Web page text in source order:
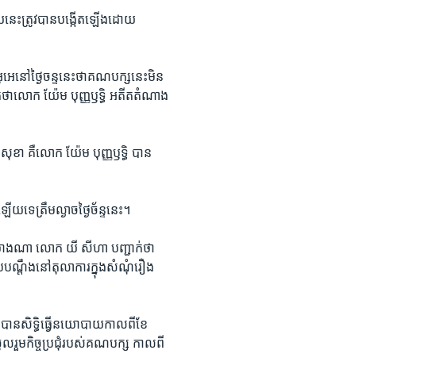
េះ​ត្រូវ​បាន​បង្កើត​ឡើង​ដោយ​
ៅ​ថ្ងៃ​ច​ន្ទ​នេះ​ថាគណបក្ស​នេះ​មិន​
ក់​ថា​លោក យ៉ែម បុញ្ញឫទ្ធិ អតីតតំណាង​
សុខា គឺ​លោក យ៉ែម បុញ្ញឫទ្ធិ បាន​
ទេ​ត្រឹម​ល្ងាច​ថ្ងៃ​ច័ន្ទ​នេះ។
ង​ណា លោក យី សីហា បញ្ជាក់​ថា​
ណ្តឹង​នៅ​តុលាការ​ក្នុង​សំណុំ​រឿង​
ន​សិទ្ធិ​ធ្វើ​នយោ​បាយ​កាល​ពី​ខែ​
លរួម​កិច្ច​ប្រជុំ​របស់​គណបក្ស​ កាល​ពី​